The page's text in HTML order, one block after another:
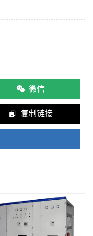
微信
复制链接